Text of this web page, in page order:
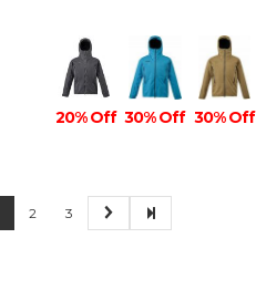
20% Off 30% Off 30% Off
2 3